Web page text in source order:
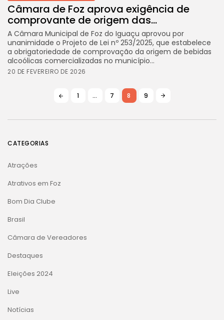
Câmara de Foz aprova exigência de
comprovante de origem das...
A Câmara Municipal de Foz do Iguaçu aprovou por
unanimidade o Projeto de Lei nº 253/2025, que estabelece
a obrigatoriedade de comprovação da origem de bebidas
alcoólicas comercializadas no município...
20 DE FEVEREIRO DE 2026
1 … 7 8 9
CATEGORIAS
Atrações
Atrativos em Foz
Bom Dia Clube
Brasil
Câmara de Vereadores
Destaques
Eleições 2024
Live
Notícias